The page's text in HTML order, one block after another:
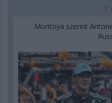
1
Montoya szerint